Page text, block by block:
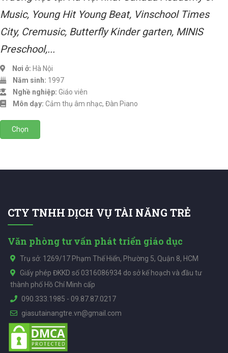
Music, Young Hit Young Beat, Vinschool Times
City, Cremusic, Butterfly Kinder garten, MINIS
Preschool,...
Nơi ở: Hà Nội
Năm sinh: 1997
Nghề nghiệp: Giáo viên
Môn dạy: Cảm thụ âm nhạc, Đàn Piano
Chọn
CTY TNHH DỊCH VỤ TÀI NĂNG TRẺ
Văn phòng tư vấn phát triển giáo dục
Trụ sở: 1269/17 Phạm Thế Hiển, Phường 5, Quận 8, HCM
Giấy phép ĐKKD số 0316086934 do sở kế hoạch và đầu tư
thành phố Hồ Chí Minh cấp
090.333.1985 - 09.87.87.0217
giasutainangtre.vn@gmail.com